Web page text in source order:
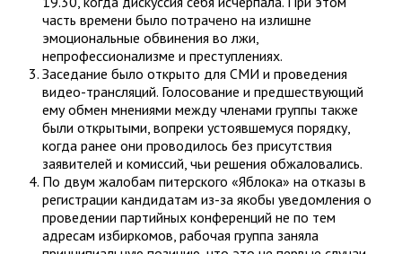
часть времени было потрачено на излишне
эмоциональные обвинения во лжи,
непрофессионализме и преступлениях.
Заседание было открыто для СМИ и проведения
видео-трансляций. Голосование и предшествующий
ему обмен мнениями между членами группы также
были открытыми, вопреки устоявшемуся порядку,
когда ранее они проводилось без присутствия
заявителей и комиссий, чьи решения обжаловались.
По двум жалобам питерского «Яблока» на отказы в
регистрации кандидатам из-за якобы уведомления о
проведении партийных конференций не по тем
адресам избиркомов, рабочая группа заняла